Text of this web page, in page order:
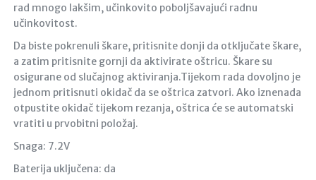
rad mnogo lakšim, učinkovito poboljšavajući radnu
učinkovitost.
Da biste pokrenuli škare, pritisnite donji da otključate škare,
a zatim pritisnite gornji da aktivirate oštricu. Škare su
osigurane od slučajnog aktiviranja.Tijekom rada dovoljno je
jednom pritisnuti okidač da se oštrica zatvori. Ako iznenada
otpustite okidač tijekom rezanja, oštrica će se automatski
vratiti u prvobitni položaj.
Snaga: 7.2V
Baterija uključena: da